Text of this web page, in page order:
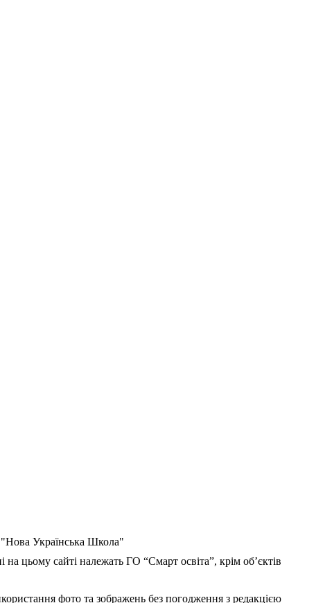
"Нова Українська Школа"
цьому сайті належать ГО “Смарт освіта”, крім об’єктів
фото та зображень без погодження з редакцією